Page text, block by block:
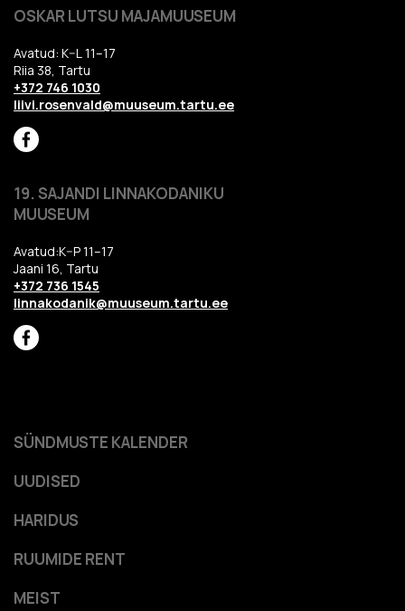
OSKAR LUTSU MAJAMUUSEUM
Avatud: K–L 11–17
Riia 38, Tartu
+372 746 1030
liivi.rosenvald@muuseum.tartu.ee
19. SAJANDI LINNAKODANIKU
MUUSEUM
Avatud:K–P 11–17
Jaani 16, Tartu
+372 736 1545
linnakodanik@muuseum.tartu.ee
HARIDUS
RUUMIDE RENT
MEIST
SÜNDMUSTE KALENDER
UUDISED